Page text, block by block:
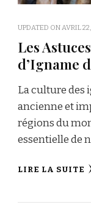
UPDATED ONAVRIL
Les
d’Igname
La culture des
ancienne et
régions du
essentielle de
LIRE LA SUITE